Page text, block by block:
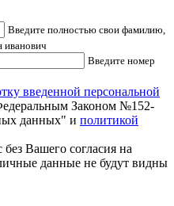
Введите полностью свои фамилию,
иванович
Введите номер
введенной персональной
Законом №152-
данных" и политикой
Вашего согласия на
данные не будут видны